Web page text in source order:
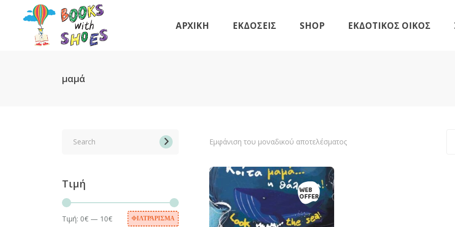
ΑΡΧΙΚΗ ΕΚΔΟΣΕΙΣ SHOP
Νέες Κυκλοφορίες
ΕΚΔΟΤΙΚΟΣ ΟΙΚΟΣ
Βιβλία
μαμά
Εμφάνιση του μοναδικού αποτελέσματος
WEB
OFFER
Τιμή
Ελάχιστη
Μέγιστη
ΦΙΛΤΡΆΡΙΣΜΑ
Τιμή: 0€ — 10€